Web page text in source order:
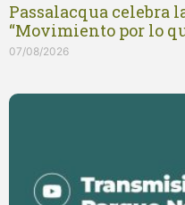
Passalacqua celebra
“Movimiento por lo
07/08/2026